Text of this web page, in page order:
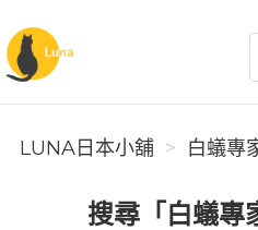
Luna日本小舖
LUNA日本小舖 白蟻專
搜尋「白蟻專